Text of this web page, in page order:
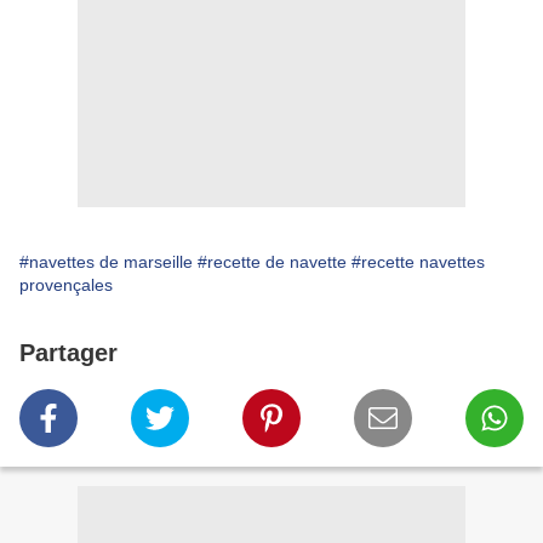
#navettes de marseille #recette de navette #recette navettes
provençales
Partager